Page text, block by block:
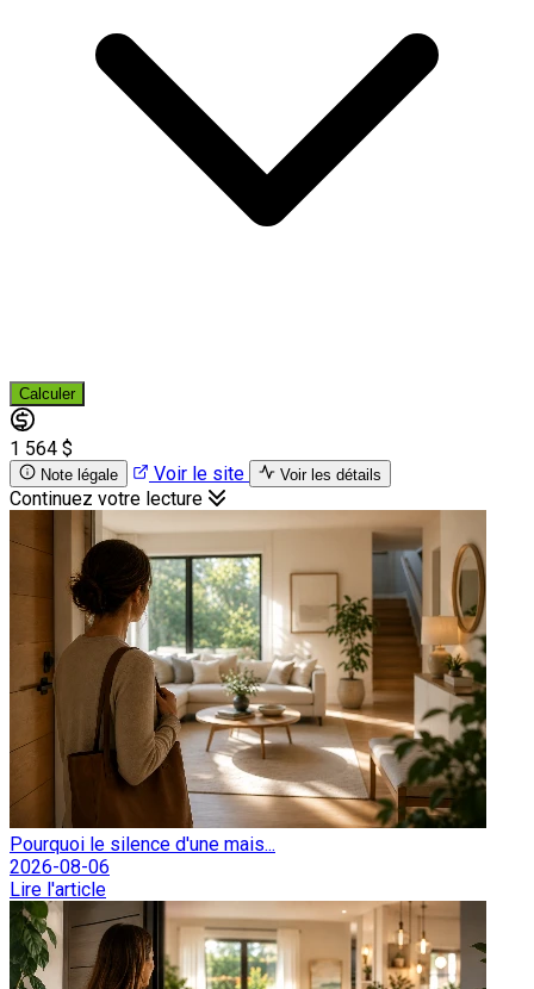
Calculer
1 564 $
Note légale Voir le site Voir les détails
Continuez votre lecture
Pourquoi le silence d'une mais...
2026-08-06
Lire l'article